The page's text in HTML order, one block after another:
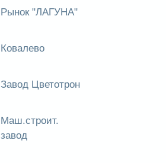
Рынок "ЛАГУНА"
Ковалево
Завод Цветотрон
Маш.строит.
завод